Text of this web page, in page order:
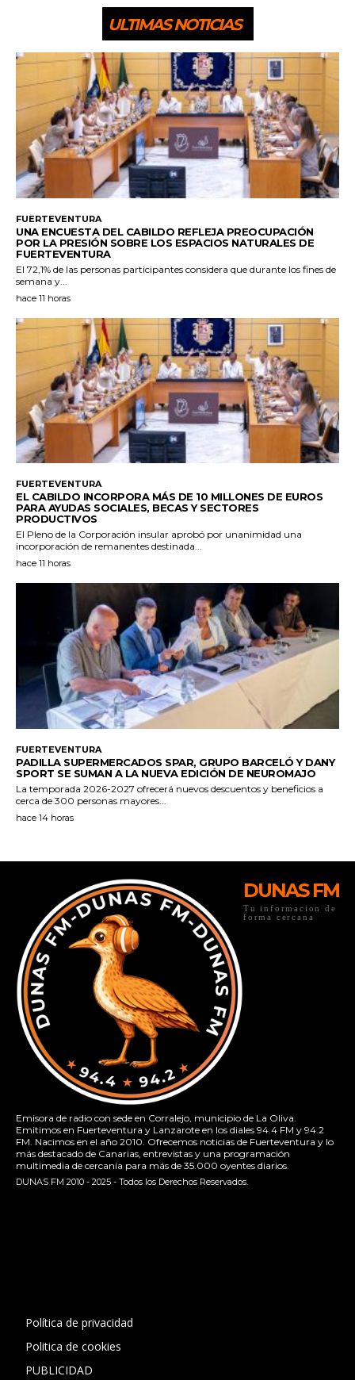
DUNAS FM
Tu informacion de
forma cercana
Emisora de radio con sede en Corralejo, municipio de La Oliva.
Emitimos en Fuerteventura y Lanzarote en los diales 94.4 FM y 94.2
FM. Nacimos en el año 2010. Ofrecemos noticias de Fuerteventura y lo
más destacado de Canarias, entrevistas y una programación
multimedia de cercanía para más de 35.000 oyentes diarios.
DUNAS FM 2010 - 2025 - Todos los Derechos Reservados.
Política de privacidad
Politica de cookies
PUBLICIDAD